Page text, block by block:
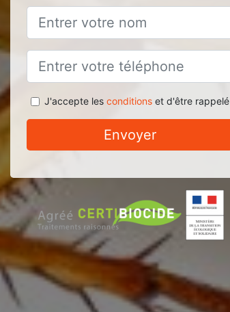
J'accepte les conditionset d'être rappelé
Envoyer